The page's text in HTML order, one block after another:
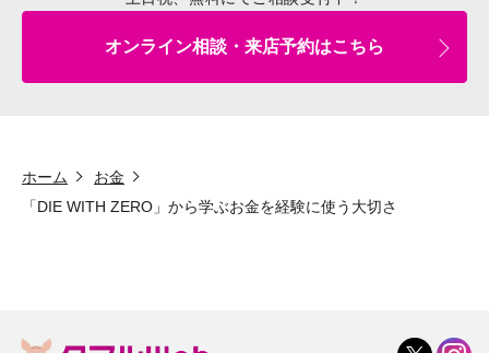
オンライン相談・来店予約はこちら
ホーム
お金
「DIE WITH ZERO」から学ぶお金を経験に使う大切さ